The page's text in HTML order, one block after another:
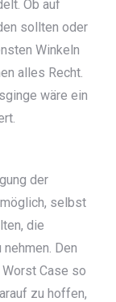
Ob auf
sollten oder
Winkeln
alles Recht.
wäre ein
der
selbst
die
Den
Case so
zu hoffen,